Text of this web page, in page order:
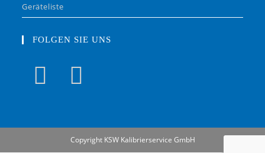
Geräteliste
FOLGEN SIE UNS
Copyright KSW Kalibrierservice GmbH